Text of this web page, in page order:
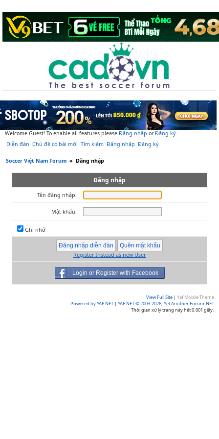
Welcome Guest! To enable all features please Đăng nhập orĐăng ký.
Diễn đàn Chủ đề có bài mới Tìm kiếm Đăng nhập Đăng ký
Soccer Việt Nam Forum » Đăng nhập
Đăng nhập
Tên đăng nhập:
Mật khẩu:
Ghi nhớ
Register Instead as new User
Login or Register with Facebook
View Full Site | Yaf Mobile Theme
Powered by YAF.NET | YAF.NET © 2003-2026, Yet Another Forum.NET
Thời gian xử lý trang này hết 0.001 giây.